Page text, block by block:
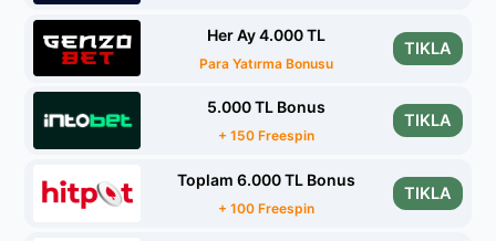
Her Ay 4.000 TL
Para Yatırma Bonusu
TIKLA
5.000 TL Bonus
+ 150 Freespin
TIKLA
Toplam 6.000 TL Bonus
+ 100 Freespin
TIKLA